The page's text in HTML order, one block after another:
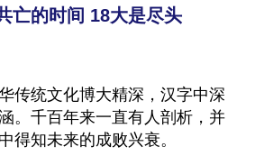
亡的时间 18大是尽头
传统文化博大精深，汉字中深
。千百年来一直有人剖析，并
得知未来的成败兴衰。